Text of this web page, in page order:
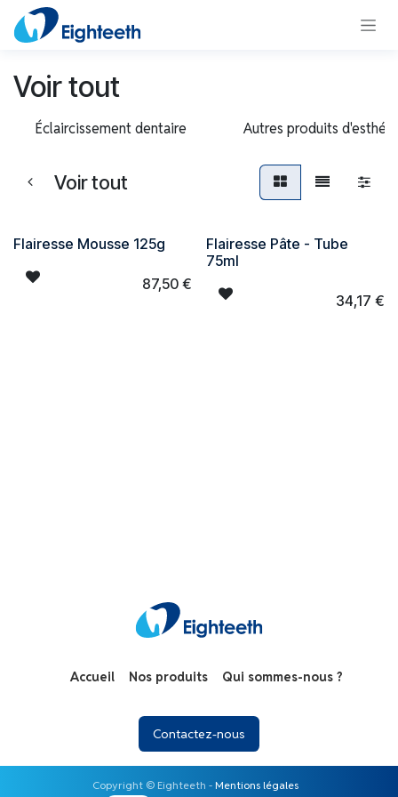
Se rendre au contenu
Voir tout
Éclaircissement dentaire Autres produits
Voir tout
Flairesse Mousse 125g
87,50€
Flairesse Pâte - Tube
75ml
34,17 €
Accueil Nos produits Qui sommes-nous ?
Contactez-no​​​​us
Copyright ©️ Eighteeth - Mentions légales